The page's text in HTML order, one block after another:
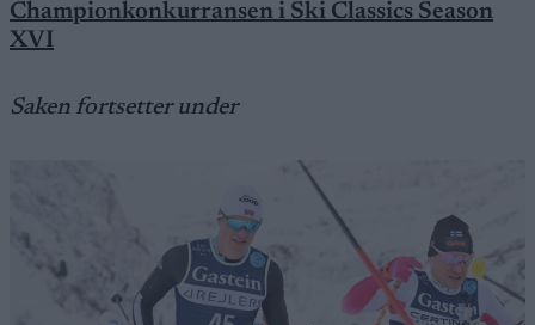
Championkonkurransen i Ski Classics Season
XVI
Saken fortsetter under